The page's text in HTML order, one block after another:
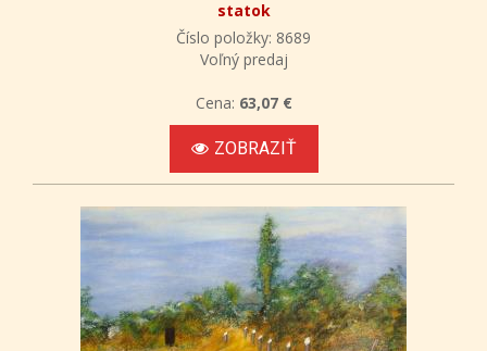
statok
Číslo položky: 8689
Voľný predaj
Cena: 63,07 €
ZOBRAZIŤ